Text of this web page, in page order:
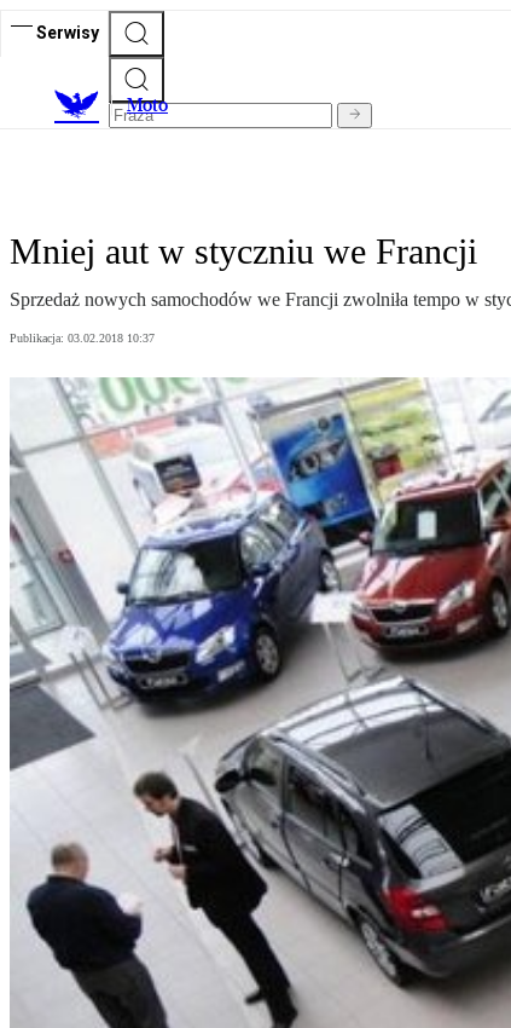
Serwisy
Moto
Mniej aut w styczniu we Francji
Sprzedaż nowych samochodów we Francji zwolniła tempo w
Publikacja: 03.02.2018 10:37